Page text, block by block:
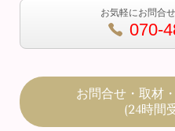
お気軽にお問合
070-
お問合せ・取材
(24時間